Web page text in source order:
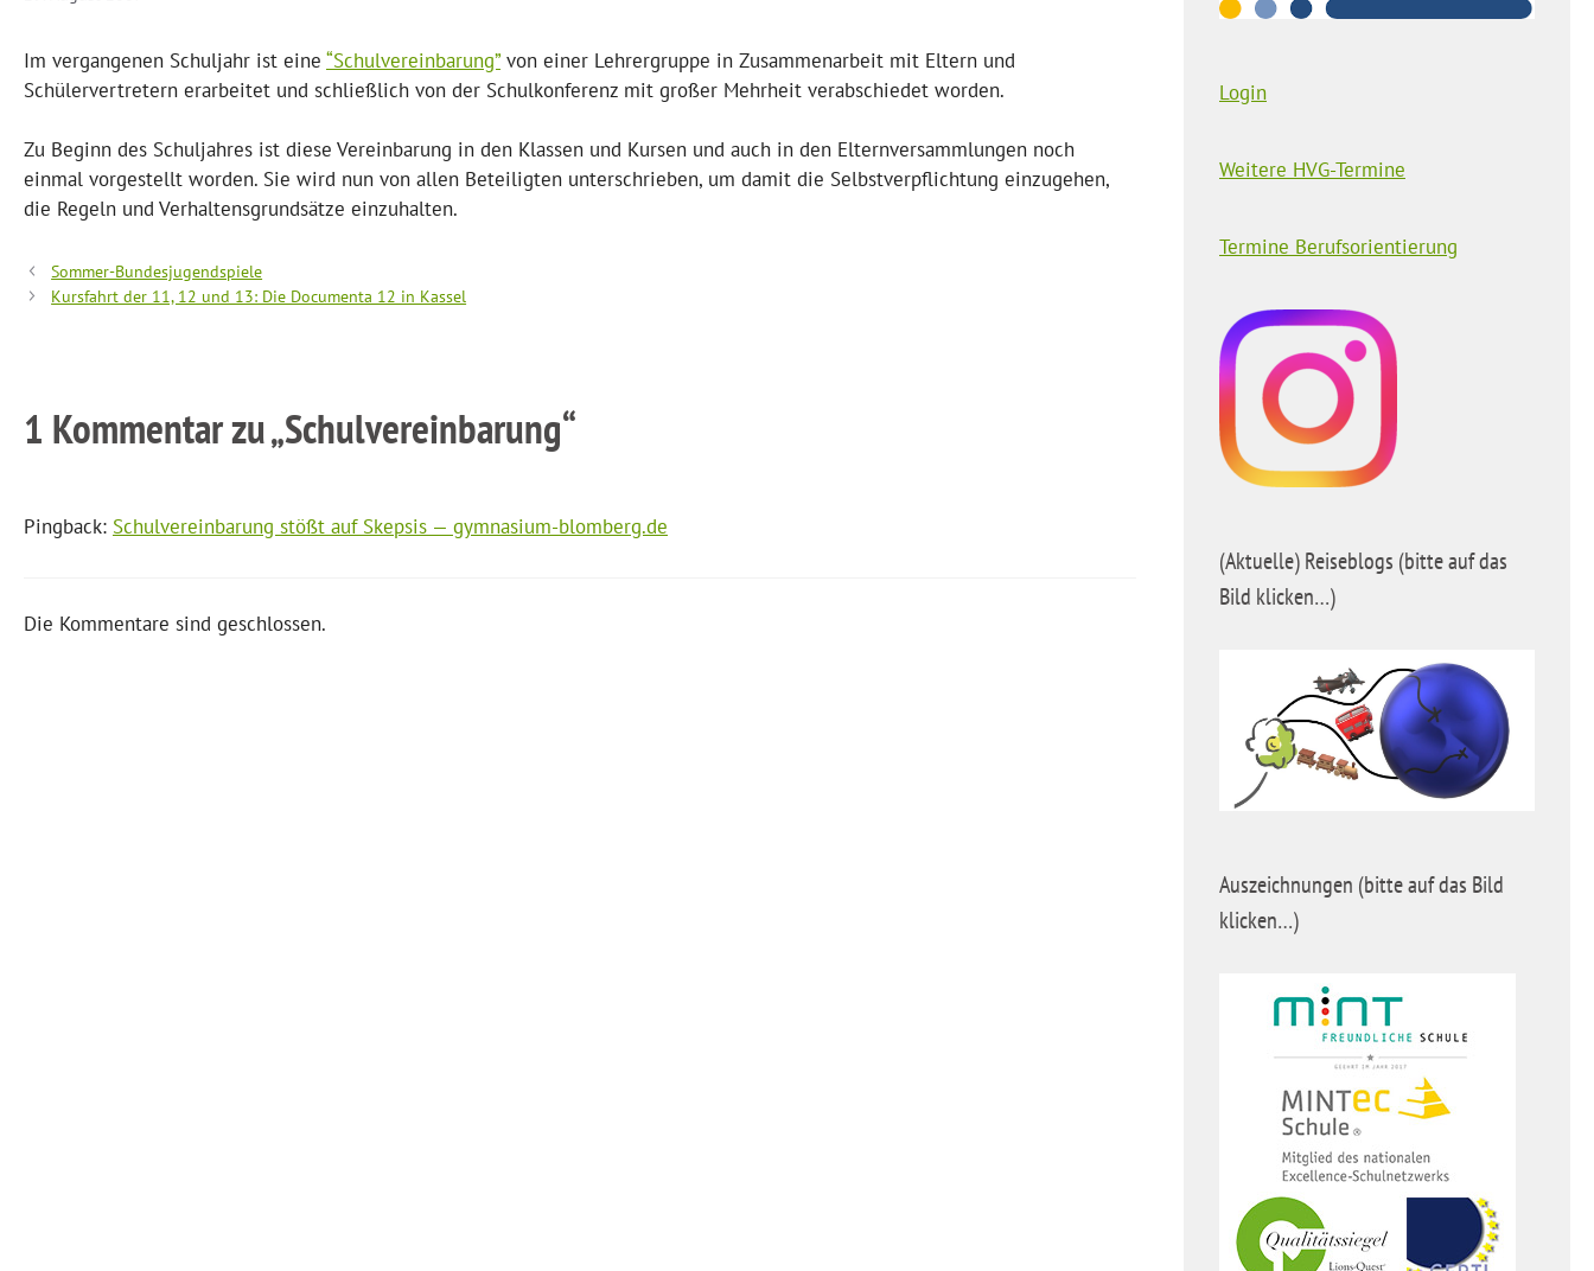
Im vergangenen Schuljahr ist eine “Schulvereinbarung” von einer Lehrergruppe in Zusammenarbeit mit Eltern und
Schülervertretern erarbeitet und schließlich von der Schulkonferenz mit großer Mehrheit verabschiedet worden.
Zu Beginn des Schuljahres ist diese Vereinbarung in den Klassen und Kursen und auch in den Elternversammlungen noch
einmal vorgestellt worden. Sie wird nun von allen Beteiligten unterschrieben, um damit die Selbstverpflichtung einzugehen,
die Regeln und Verhaltensgrundsätze einzuhalten.
Sommer-Bundesjugendspiele
Kursfahrt der 11, 12 und 13: Die Documenta 12 in Kassel
1 Kommentar zu „Schulvereinbarung“
Pingback: Schulvereinbarung stößt auf Skepsis — gymnasium-blomberg.de
Die Kommentare sind geschlossen.
Login
Weitere HVG-Termine
Termine Berufsorientierung
(Aktuelle) Reiseblogs (bitte auf das
Bild klicken…)
Auszeichnungen (bitte auf das Bild
klicken…)